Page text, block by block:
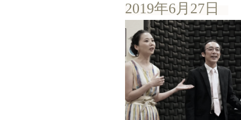
2019年6月27日